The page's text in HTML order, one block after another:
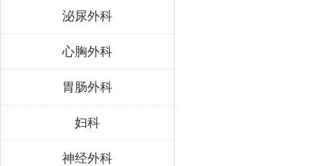
泌尿外科
心胸外科
胃肠外科
妇科
神经外科